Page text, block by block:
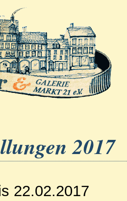
Verein
2017
22.02.2017